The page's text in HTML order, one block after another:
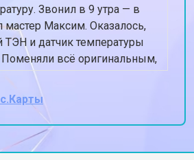
Звонил в 9 утра — в
мастер Максим. Оказалось,
ТЭН и датчик температуры
Поменяли всё оригинальным,
греет ровно 180, когда
жена снова готовит